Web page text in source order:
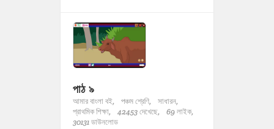
পাঠ ৯
আমার বাংলা বই, পঞ্চম শ্রেণি,
সাধারন,
প্রাথমিক শিক্ষা,
42453 দেখেছে,
69 লাইক,
30131 ডাউনলোড